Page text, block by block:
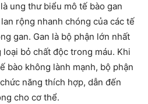
ung thư biểu mô tế bào gan
rộng nhanh chóng của các tế
gan. Gan là bộ phận lớn nhất
bỏ chất độc trong máu. Khi
bào không lành mạnh, bộ phận
năng thích hợp, dẫn đến
cho cơ thể.